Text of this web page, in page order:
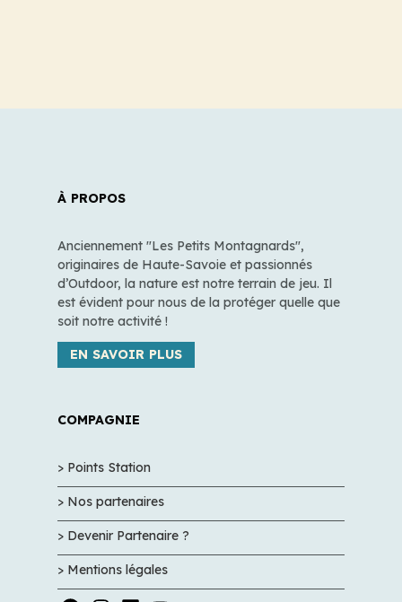
À PROPOS
Anciennement "Les Petits Montagnards",
originaires de Haute-Savoie et passionnés
d’Outdoor, la nature est notre terrain de jeu. Il
est évident pour nous de la protéger quelle que
soit notre activité !
EN SAVOIR PLUS
COMPAGNIE
> Points Station
> Nos partenaires
> Devenir Partenaire ?
> Mentions légales